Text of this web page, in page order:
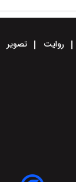
روایت تصویر